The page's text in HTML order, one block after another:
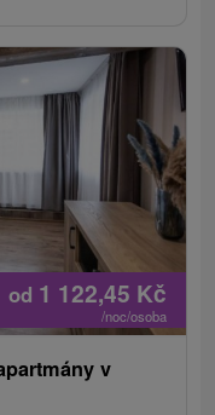
od 1 122,45 Kč
/noc/osoba
v